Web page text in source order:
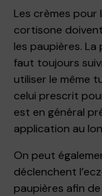
Les crèmes pour
cortisone
les paupières.
faut toujours
utiliser le même
celui prescrit
est en général
application au
On peut
déclenchent
paupières afin